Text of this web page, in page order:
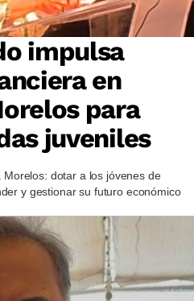
impulsa
en
para
juveniles
dotar a los jóvenes de
y gestionar su futuro económico